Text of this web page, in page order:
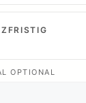
OPTIONAL